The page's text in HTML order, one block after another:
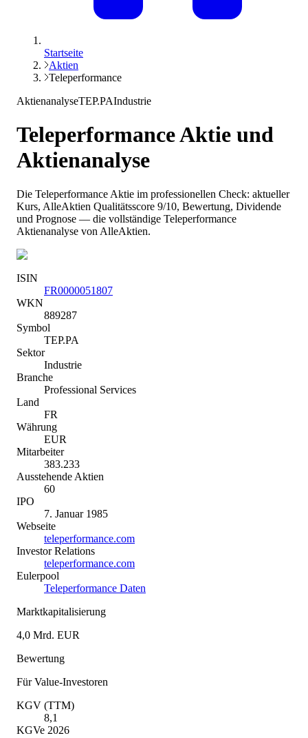
Startseite
Aktien
Teleperformance
AktienanalyseTEP.PAIndustrie
TeleperformanceAktie und
Aktienanalyse
Die Teleperformance Aktie im professionellen Check: aktueller
Kurs, AlleAktien Qualitätsscore 9/10, Bewertung, Dividende
und Prognose — die vollständige Teleperformance
Aktienanalyse von AlleAktien.
ISIN
FR0000051807
WKN
889287
Symbol
TEP.PA
Sektor
Industrie
Branche
Professional Services
Land
FR
Währung
EUR
Mitarbeiter
383.233
Ausstehende Aktien
60
IPO
7. Januar 1985
Webseite
teleperformance.com
Investor Relations
teleperformance.com
Eulerpool
Teleperformance Daten
Marktkapitalisierung
4,0 Mrd. EUR
Bewertung
Für Value-Investoren
KGV (TTM)
8,1
KGVe 2026